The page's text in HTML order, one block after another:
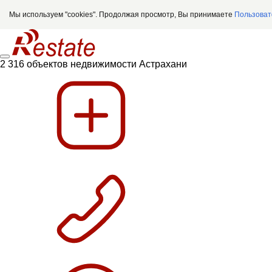
Мы используем "cookies". Продолжая просмотр, Вы принимаете
2 316 объектов недвижимости Астрахани